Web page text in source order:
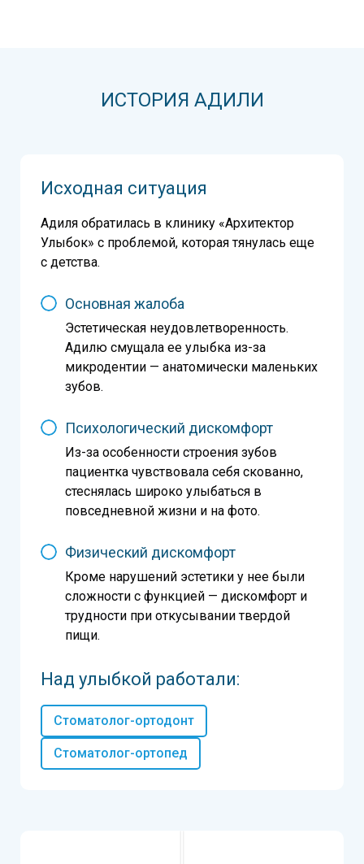
ИСТОРИЯ АДИЛИ
Исходная ситуация
Адиля обратилась в клинику «Архитектор
Улыбок» с проблемой, которая тянулась еще
с детства.
Основная жалоба
Эстетическая неудовлетворенность.
Адилю смущала ее улыбка из-за
микродентии — анатомически маленьких
зубов.
Психологический дискомфорт
Из-за особенности строения зубов
пациентка чувствовала себя скованно,
стеснялась широко улыбаться в
повседневной жизни и на фото.
Физический дискомфорт
Кроме нарушений эстетики у нее были
сложности с функцией — дискомфорт и
трудности при откусывании твердой
пищи.
Над улыбкой работали:
Стоматолог-ортодонт
Стоматолог-ортопед